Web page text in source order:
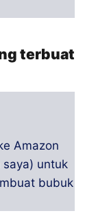
terbuat
Amazon
untuk
bubuk